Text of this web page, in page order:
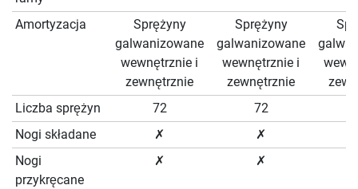
Amortyzacja
Sprężyny
galwanizowane
wewnętrznie i
zewnętrznie
Sprężyny
galwanizowane
wewnętrznie i
zewnętrznie
Liczba sprężyn
72 72
Nogi składane
✗ ✗
Nogi
przykręcane
✗ ✗